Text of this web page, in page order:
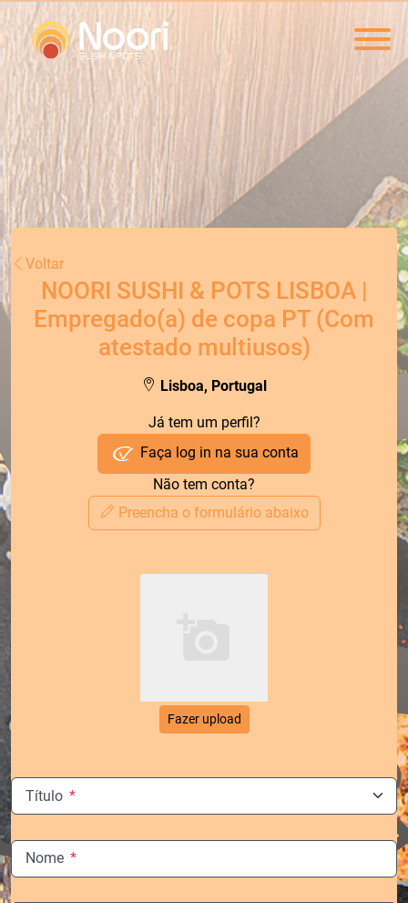
Voltar
NOORI SUSHI & POTS LISBOA |
Empregado(a) de copa PT (Com
atestado multiusos)
Lisboa, Portugal
Já tem um perfil?
Faça log in na sua conta
Não tem conta?
Preencha o formulário abaixo
Fazer upload
Título *
Nome *